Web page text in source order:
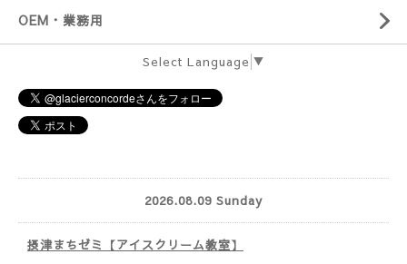
OEM・業務用
Select Language ▼
2026.08.09 Sunday
摂津まちゼミ【アイスクリーム教室】